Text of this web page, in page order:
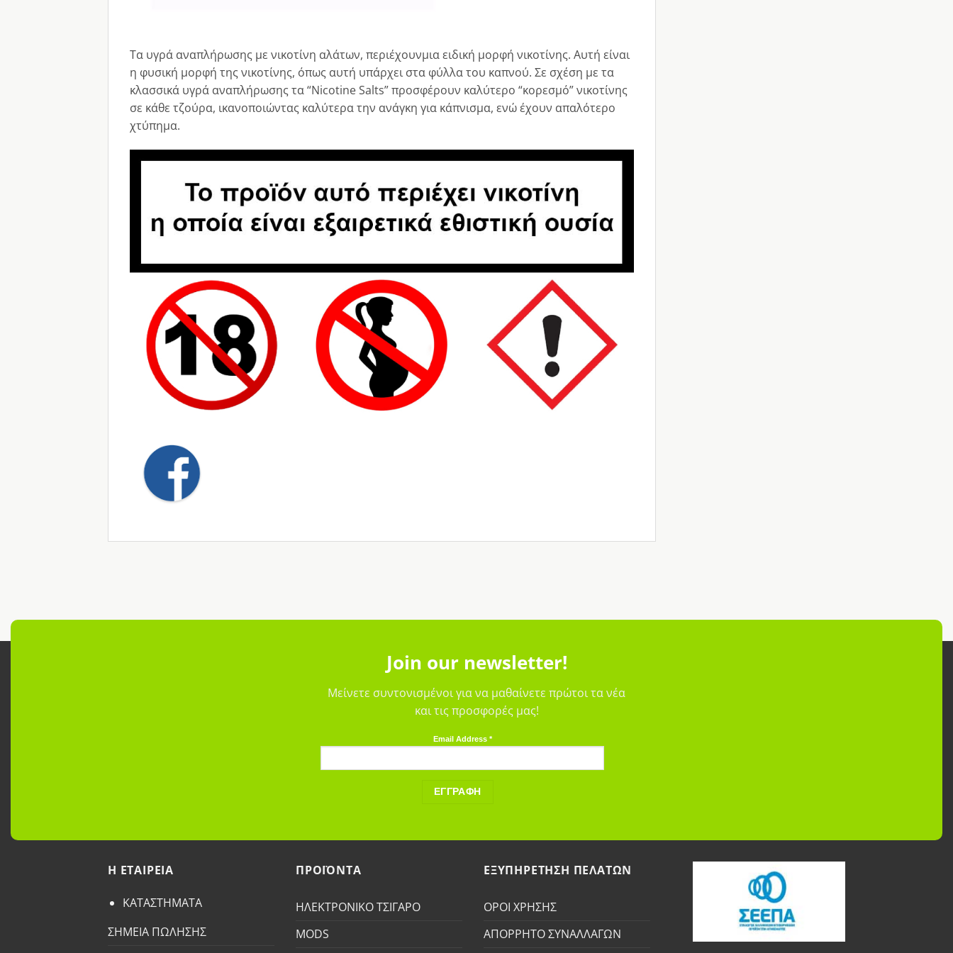
Τα υγρά αναπλήρωσης με νικοτίνη αλάτων, περιέχουνμια ειδική μορφή νικοτίνης. Αυτή είναι
η φυσική μορφή της νικοτίνης, όπως αυτή υπάρχει στα φύλλα του καπνού. Σε σχέση με τα
κλασσικά υγρά αναπλήρωσης τα “Nicotine Salts” προσφέρουν καλύτερο “κορεσμό” νικοτίνης
σε κάθε τζούρα, ικανοποιώντας καλύτερα την ανάγκη για κάπνισμα, ενώ έχουν απαλότερο
χτύπημα.
Join our newsletter!
Μείνετε συντονισμένοι για να μαθαίνετε πρώτοι τα νέα
και τις προσφορές μας!
Email Address *
H ETAΙΡΕΙΑ
ΚΑΤΑΣΤΗΜΑΤΑ
ΣΗΜΕΙΑ ΠΩΛΗΣΗΣ
ΠΡΟΪΟΝΤΑ
ΗΛΕΚΤΡΟΝΙΚΟ ΤΣΙΓΑΡΟ
MODS
ΕΞΥΠΗΡΕΤΗΣΗ ΠΕΛΑΤΩΝ
ΟΡΟΙ ΧΡΗΣΗΣ
ΑΠΟΡΡΗΤΟ ΣΥΝΑΛΛΑΓΩΝ